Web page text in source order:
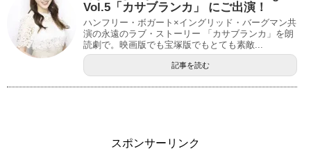
Vol.5「カサブランカ」 にご出演！
ハンフリー・ボガート×イングリッド・バーグマン共
演の永遠のラブ・ストーリー 「カサブランカ」を朗
読劇で。映画版でも宝塚版でもとても素敵...
記事を読む
スポンサーリンク